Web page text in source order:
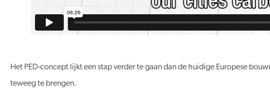
Het PED-concept lijkt een stap verder te gaan dan de huidige Europese
teweeg te brengen.